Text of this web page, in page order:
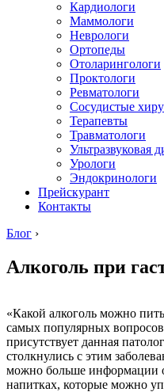
Кардиологи
Маммологи
Неврологи
Ортопеды
Отоларингологи
Проктологи
Ревматологи
Сосудистые
Терапевты
Травматологи
Ультразвуковая
Урологи
Эндокринологи
Прейскурант
Контакты
Блог ›
Алкоголь при
«Какой алкоголь можно
самых популярных
присутствует данная
столкнулись с этим
можно больше информации
напитках, которые можно